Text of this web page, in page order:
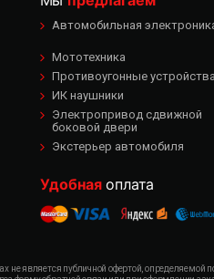
Автомобильная
Мототехника
Противоугонные устройства
ИК наушники
Электропривод сдвижной
боковой двери
Экстерьер автомобиля
Удобнаяоплата
является публичной офертой,